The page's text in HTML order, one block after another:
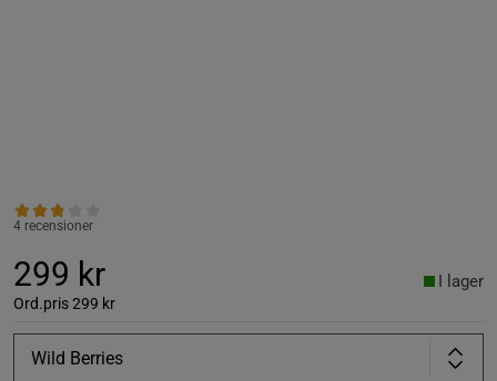
4 recensioner
299 kr
Ord.pris299 kr
I lager
Wild Berries